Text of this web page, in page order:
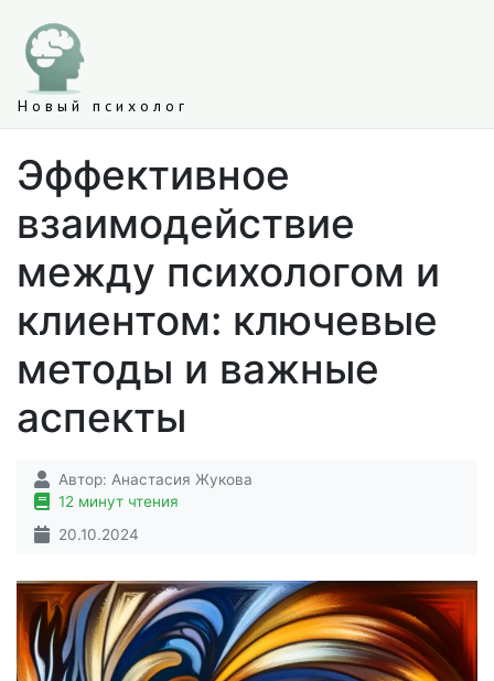
Новый психолог
Эффективное
взаимодействие
между психологом и
клиентом: ключевые
методы и важные
аспекты
Автор: Анастасия Жукова
12 минут чтения
20.10.2024